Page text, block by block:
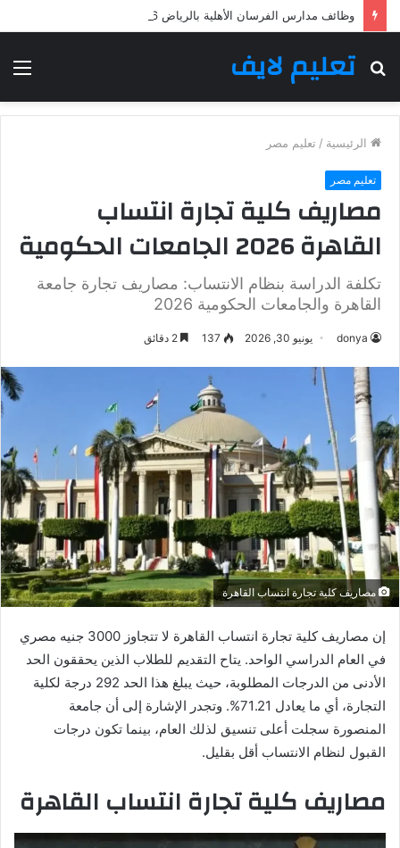
تعليم لايف
بحث
الرئيسية / تعليم مصر
تعليم مصر
مصاريف كلية تجارة انتساب
القاهرة 2026 الجامعات الحكومية
تكلفة الدراسة بنظام الانتساب: مصاريف تجارة جامعة
القاهرة والجامعات الحكومية 2026
donya يونيو 30, 2026 137
مصاريف كلية تجارة انتساب القاهرة
إن مصاريف كلية تجارة انتساب القاهرة لا تتجاوز 3000 جنيه مصري
في العام الدراسي الواحد. يتاح التقديم للطلاب الذين يحققون الحد
الأدنى من الدرجات المطلوبة، حيث يبلغ هذا الحد 292 درجة لكلية
التجارة، أي ما يعادل 71.21%. وتجدر الإشارة إلى أن جامعة
المنصورة سجلت أعلى تنسيق لذلك العام، بينما تكون درجات
القبول لنظام الانتساب أقل بقليل.
مصاريف كلية تجارة انتساب القاهرة